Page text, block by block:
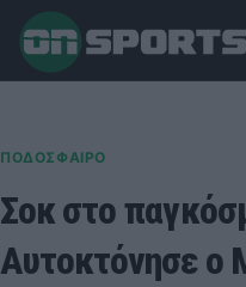
ΠΟΔΟΣΦΑΙΡΟ
Σοκ στο
Αυτοκτόνησε ο